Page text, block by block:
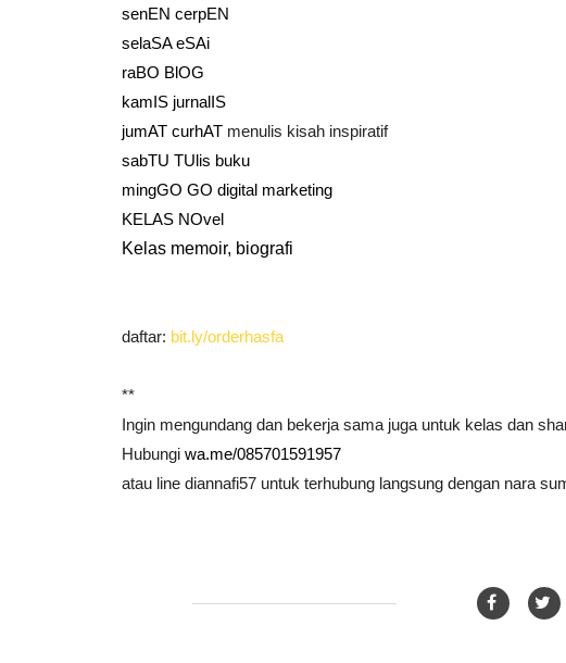
senEN cerpEN
selaSA eSAi
raBO BlOG
kamIS jurnalIS
jumAT curhAT menulis kisah inspiratif
sabTU TUlis buku
mingGO GO digital marketing
KELAS NOvel
Kelas memoir, biografi
daftar: bit.ly/orderhasfa
**
Ingin mengundang dan bekerja sama juga untuk kelas dan
Hubungi wa.me/085701591957
atau line diannafi57 untuk terhubung langsung dengan nara